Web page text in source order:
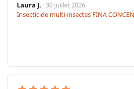
Laura J. · 30 juillet 2026
Insecticide multi-insectes FINA